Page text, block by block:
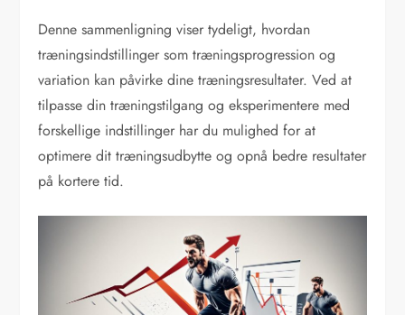
Denne sammenligning viser tydeligt, hvordan
træningsindstillinger som træningsprogression og
variation kan påvirke dine træningsresultater. Ved at
tilpasse din træningstilgang og eksperimentere med
forskellige indstillinger har du mulighed for at
optimere dit træningsudbytte og opnå bedre resultater
på kortere tid.